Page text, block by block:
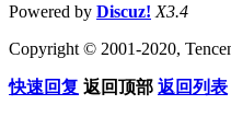
Powered by Discuz! X3.4
Copyright © 2001-2020,
快速回复 返回顶部 返回列表